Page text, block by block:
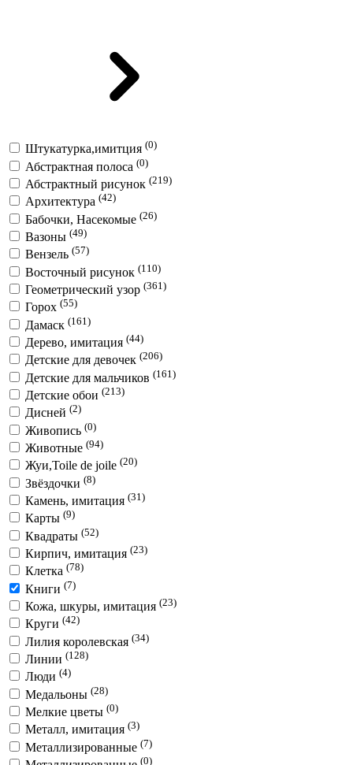
Штукатурка,имитция (0)
Абстрактная полоса (0)
Абстрактный рисунок (219)
Архитектура (42)
Бабочки, Насекомые (26)
Вазоны (49)
Вензель (57)
Восточный рисунок (110)
Геометрический узор (361)
Горох (55)
Дамаск (161)
Дерево, имитация (44)
Детские для девочек (206)
Детские для мальчиков (161)
Детские обои (213)
Дисней (2)
Живопись (0)
Животные (94)
Жуи,Toile de joile (20)
Звёздочки (8)
Камень, имитация (31)
Карты (9)
Квадраты (52)
Кирпич, имитация (23)
Клетка (78)
Книги (7)
Кожа, шкуры, имитация (23)
Круги (42)
Лилия королевская (34)
Линии (128)
Люди (4)
Медальоны (28)
Мелкие цветы (0)
Металл, имитация (3)
Металлизированные (7)
(0)